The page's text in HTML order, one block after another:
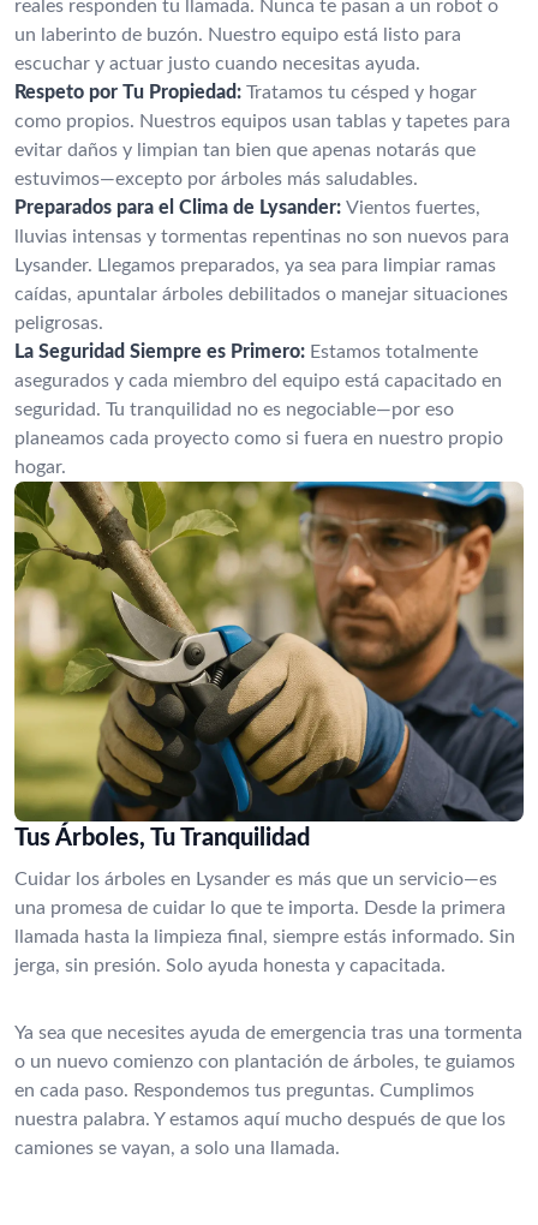
reales responden tu llamada. Nunca te pasan a un robot o
un laberinto de buzón. Nuestro equipo está listo para
escuchar y actuar justo cuando necesitas ayuda.
Respeto por Tu Propiedad: Tratamos tu césped y hogar
como propios. Nuestros equipos usan tablas y tapetes para
evitar daños y limpian tan bien que apenas notarás que
estuvimos—excepto por árboles más saludables.
Preparados para el Clima de Lysander: Vientos fuertes,
lluvias intensas y tormentas repentinas no son nuevos para
Lysander. Llegamos preparados, ya sea para limpiar ramas
caídas, apuntalar árboles debilitados o manejar situaciones
peligrosas.
La Seguridad Siempre es Primero: Estamos totalmente
asegurados y cada miembro del equipo está capacitado en
seguridad. Tu tranquilidad no es negociable—por eso
planeamos cada proyecto como si fuera en nuestro propio
hogar.
Tus Árboles, Tu Tranquilidad
Cuidar los árboles en Lysander es más que un servicio—es
una promesa de cuidar lo que te importa. Desde la primera
llamada hasta la limpieza final, siempre estás informado. Sin
jerga, sin presión. Solo ayuda honesta y capacitada.
Ya sea que necesites ayuda de emergencia tras una tormenta
o un nuevo comienzo con plantación de árboles, te guiamos
en cada paso. Respondemos tus preguntas. Cumplimos
nuestra palabra. Y estamos aquí mucho después de que los
camiones se vayan, a solo una llamada.